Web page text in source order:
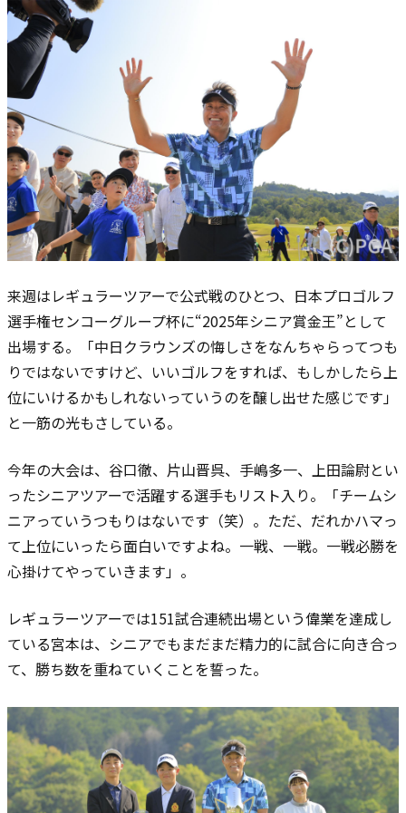
来週はレギュラーツアーで公式戦のひとつ、日本プロゴルフ
選手権センコーグループ杯に“2025年シニア賞金王”として
出場する。「中日クラウンズの悔しさをなんちゃらってつも
りではないですけど、いいゴルフをすれば、もしかしたら上
位にいけるかもしれないっていうのを醸し出せた感じです」
と一筋の光もさしている。
今年の大会は、谷口徹、片山晋呉、手嶋多一、上田論尉とい
ったシニアツアーで活躍する選手もリスト入り。「チームシ
ニアっていうつもりはないです（笑）。ただ、だれかハマっ
て上位にいったら面白いですよね。一戦、一戦。一戦必勝を
心掛けてやっていきます」。
レギュラーツアーでは151試合連続出場という偉業を達成し
ている宮本は、シニアでもまだまだ精力的に試合に向き合っ
て、勝ち数を重ねていくことを誓った。